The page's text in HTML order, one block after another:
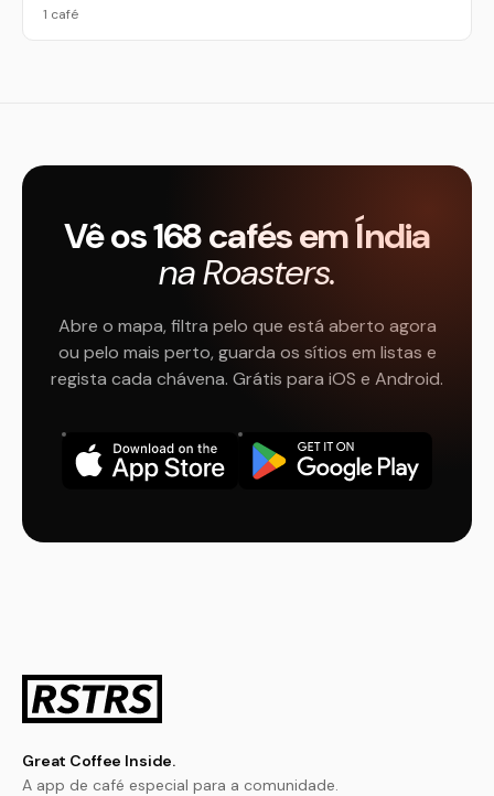
1 café
Vê os 168 cafés em Índia
na Roasters.
Abre o mapa, filtra pelo que está aberto agora
ou pelo mais perto, guarda os sítios em listas e
regista cada chávena. Grátis para iOS e Android.
Great Coffee Inside.
A app de café especial para a comunidade.